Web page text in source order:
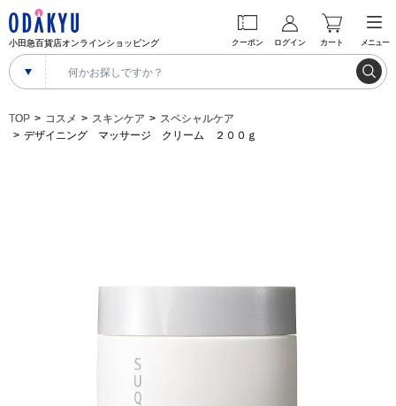
小田急百貨店オンラインショッピング クーポン ログイン カート メニュー
TOP コスメ スキンケア
スペシャルケア
デザイニング マッサージ クリーム ２００ｇ